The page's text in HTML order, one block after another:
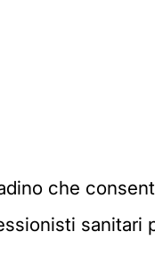
che
sanitari